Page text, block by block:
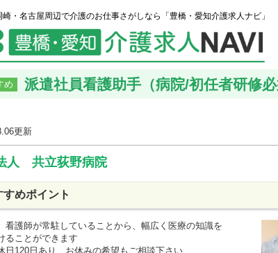
崎・名古屋周辺で介護のお仕事さがしなら「豊橋・愛知介護求人ナビ」
め 派遣社員看護助手（病院/初任者研修
更新
人 共立荻野病院
すめポイント
看護師が常駐していることから、幅広く医療の知識を
ることができます
日120日あり、お休みの希望もご相談下さい